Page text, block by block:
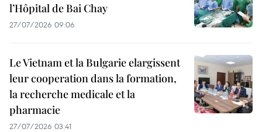
l’Hôpital de Bai Chay
27/07/2026 09:06
Le Vietnam et la Bulgarie elargissent
leur cooperation dans la formation,
la recherche medicale et la
pharmacie
27/07/2026 03:41